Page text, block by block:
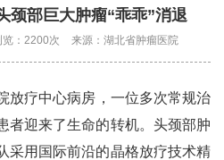
颈部巨大肿瘤“乖乖”消退
览：2200次 来源：湖北省肿瘤医院
疗中心病房，一位多次常规治
者迎来了生命的转机。头颈部肿
采用国际前沿的晶格放疗技术精